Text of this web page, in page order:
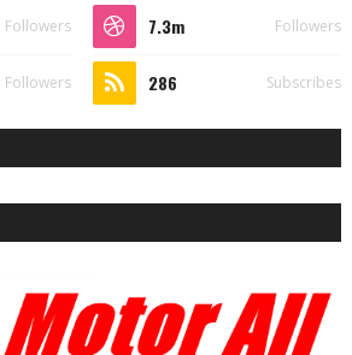
Followers 7.3m Followers
Followers 286 Subscribes